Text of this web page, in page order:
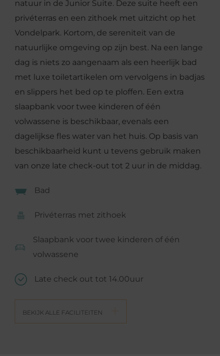
natuur in de Junior Suite. Deze suite heeft een
privéterras en een zithoek met uitzicht op het
Vondelpark. Kortom, de sereniteit van de
natuurlijke omgeving op zijn best. Na een lange
dag is niets zo aangenaam als een heerlijk bad
met luxe toiletartikelen om vervolgens in badjas
en slippers het bed op te ploffen. Een extra
slaapbank voor twee kinderen of één
volwassene is beschikbaar, evenals een
dagelijkse fles water van het huis. Op basis van
beschikbaarheid kunt u tevens gebruik maken
van onze late check-out tot 2 uur in de middag.
Bad
Privéterras met zithoek
Slaapbank voor twee kinderen of één
volwassene
Late check out tot 14.00uur
BEKIJK ALLE FACILITEITEN